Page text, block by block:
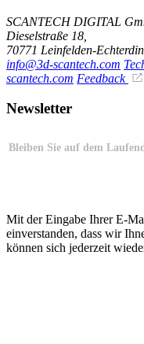
SCANTECH DIGITAL
Dieselstraße 18,
70771 Leinfelden-
info@3d-scantech.com
scantech.com Feedback
Newsletter